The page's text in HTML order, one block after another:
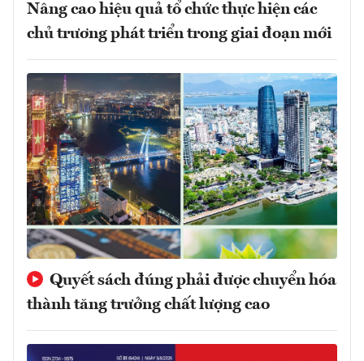
Nâng cao hiệu quả tổ chức thực hiện các
chủ trương phát triển trong giai đoạn mới
Quyết sách đúng phải được chuyển hóa
thành tăng trưởng chất lượng cao